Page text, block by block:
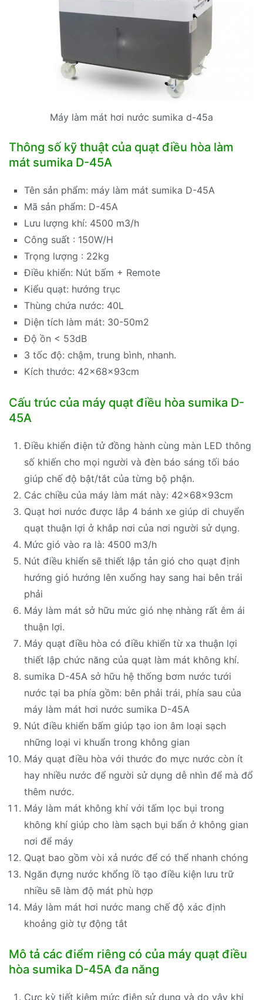
Máy làm mát hơi nước sumika d-45a
Thông số kỹ thuật của quạt điều hòa làm
mát sumika D-45A
Tên sản phẩm: máy làm mát sumika D-45A
Mã sản phẩm: D-45A
Lưu lượng khí: 4500 m3/h
Công suất : 150W/H
Trọng lượng : 22kg
Điều khiển: Nút bấm + Remote
Kiểu quạt: hướng trục
Thùng chứa nước: 40L
Diện tích làm mát: 30-50m2
Độ ồn < 53dB
3 tốc độ: chậm, trung bình, nhanh.
Kích thước: 42x68x93cm
Cấu trúc của máy quạt điều hòa sumika D-
45A
Điều khiển điện tử đồng hành cùng màn LED thông
số khiến cho mọi người và đèn báo sáng tối báo
giúp chế độ bật/tắt của từng bộ phận.
Các chiều của máy làm mát này: 42x68x93cm
Quạt hơi nước được lắp 4 bánh xe giúp di chuyển
quạt thuận lợi ở khắp nơi của nơi người sử dụng.
Mức gió vào ra là: 4500 m3/h
Nút điều khiển sẽ thiết lập tản gió cho quạt định
hướng gió hướng lên xuống hay sang hai bên trái
phải
Máy làm mát sở hữu mức gió nhẹ nhàng rất êm ái
thuận lợi.
Máy quạt điều hòa có điều khiển từ xa thuận lợi
thiết lập chức năng của quạt làm mát không khí.
sumika D-45A sở hữu hệ thống bơm nước tưới
nước tại ba phía gồm: bên phải trái, phía sau của
máy làm mát hơi nước sumika D-45A
Nút điều khiển bấm giúp tạo ion âm loại sạch
những loại vi khuẩn trong không gian
Máy quạt điều hòa với thước đo mực nước còn ít
hay nhiều nước để người sử dụng dễ nhìn để mà đổ
thêm nước.
Máy làm mát không khí với tấm lọc bụi trong
không khí giúp cho làm sạch bụi bẩn ở không gian
nơi để máy
Quạt bao gồm vòi xả nước để có thể nhanh chóng
Ngăn đựng nước khổng lồ tạo điều kiện lưu trữ
nhiều sẽ làm độ mát phù hợp
Máy làm mát hơi nước mang chế độ xác định
khoảng giờ tự động tắt
Mô tả các điểm riêng có của máy quạt điều
hòa sumika D-45A đa năng
Cực kỳ tiết kiệm mức điện sử dụng và do vậy khi